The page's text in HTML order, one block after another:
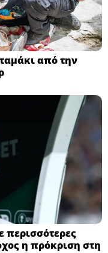
από την
περισσότερες
η πρόκριση στη